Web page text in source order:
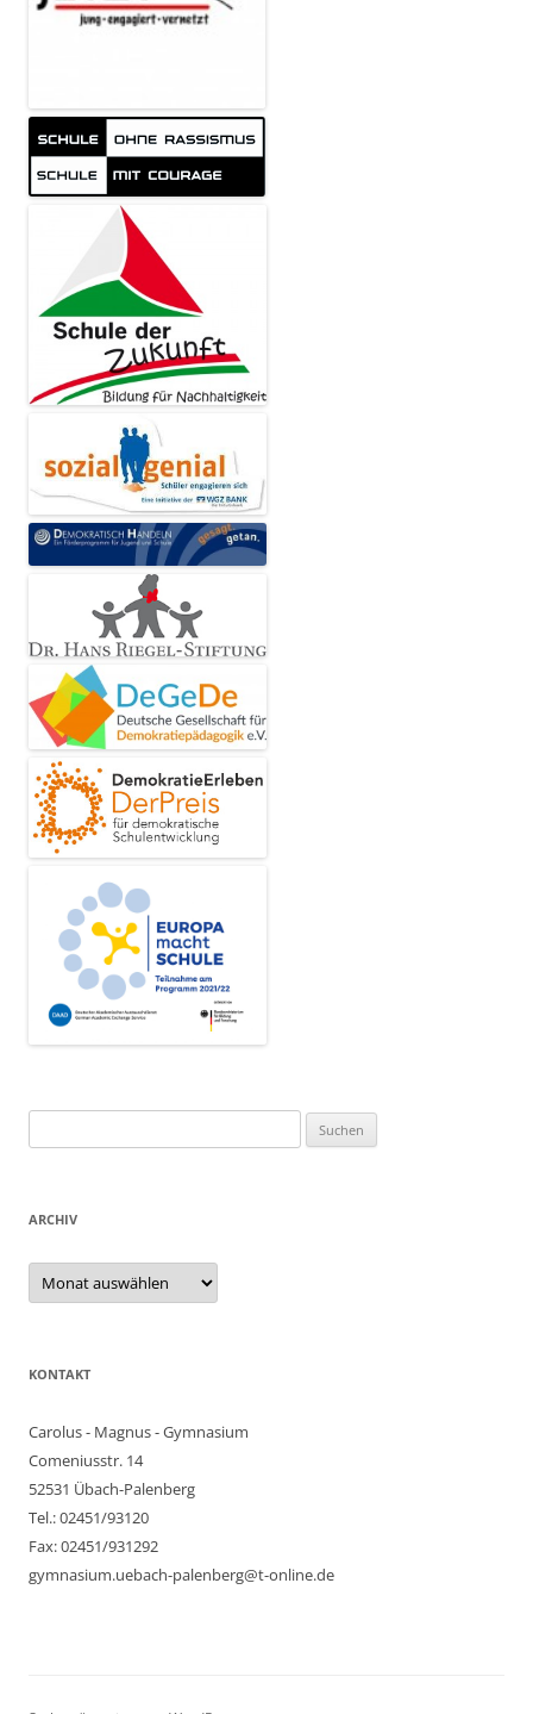
nach:
ARCHIV
Archiv
KONTAKT
Carolus - Magnus - Gymnasium
Comeniusstr. 14
52531 Übach-Palenberg
Tel.: 02451/93120
Fax: 02451/931292
gymnasium.uebach-palenberg@t-online.de